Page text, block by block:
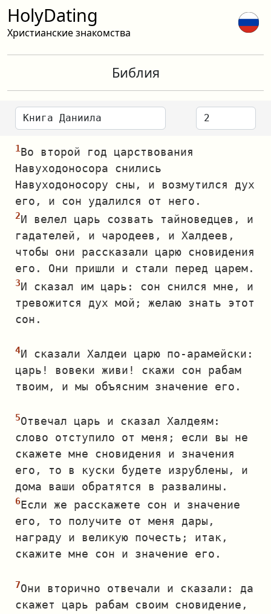
HolyDating
Христианские знакомства
Библия
Во второй год царствования
Навуходоносора снились
Навуходоносору сны, и возмутился дух
его, и сон удалился от него.
И велел царь созвать тайноведцев, и
гадателей, и чародеев, и Халдеев,
чтобы они рассказали царю сновидения
его. Они пришли и стали перед царем.
И сказал им царь: сон снился мне, и
тревожится дух мой; желаю знать этот
сон.
И сказали Халдеи царю по‐арамейски:
царь! вовеки живи! скажи сон рабам
твоим, и мы объясним значение его.
Отвечал царь и сказал Халдеям:
слово отступило от меня; если вы не
скажете мне сновидения и значения
его, то в куски будете изрублены, и
дома ваши обратятся в развалины.
Если же расскажете сон и значение
его, то получите от меня дары,
награду и великую почесть; итак,
скажите мне сон и значение его.
Они вторично отвечали и сказали: да
скажет царь рабам своим сновидение,